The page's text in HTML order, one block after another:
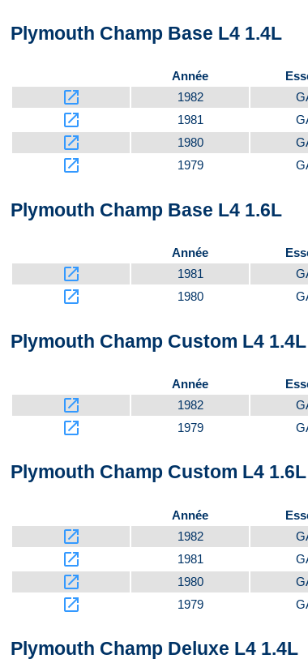
Plymouth Champ Base L4 1.4L
Année
launch 1982
launch 1981
launch 1980
launch 1979
Plymouth Champ Base L4 1.6L
Année
launch 1981
launch 1980
Plymouth Champ Custom L4 1.4L
Année
launch 1982
launch 1979
Plymouth Champ Custom L4 1.6L
Année
launch 1982
launch 1981
launch 1980
launch 1979
Plymouth Champ Deluxe L4 1.4L